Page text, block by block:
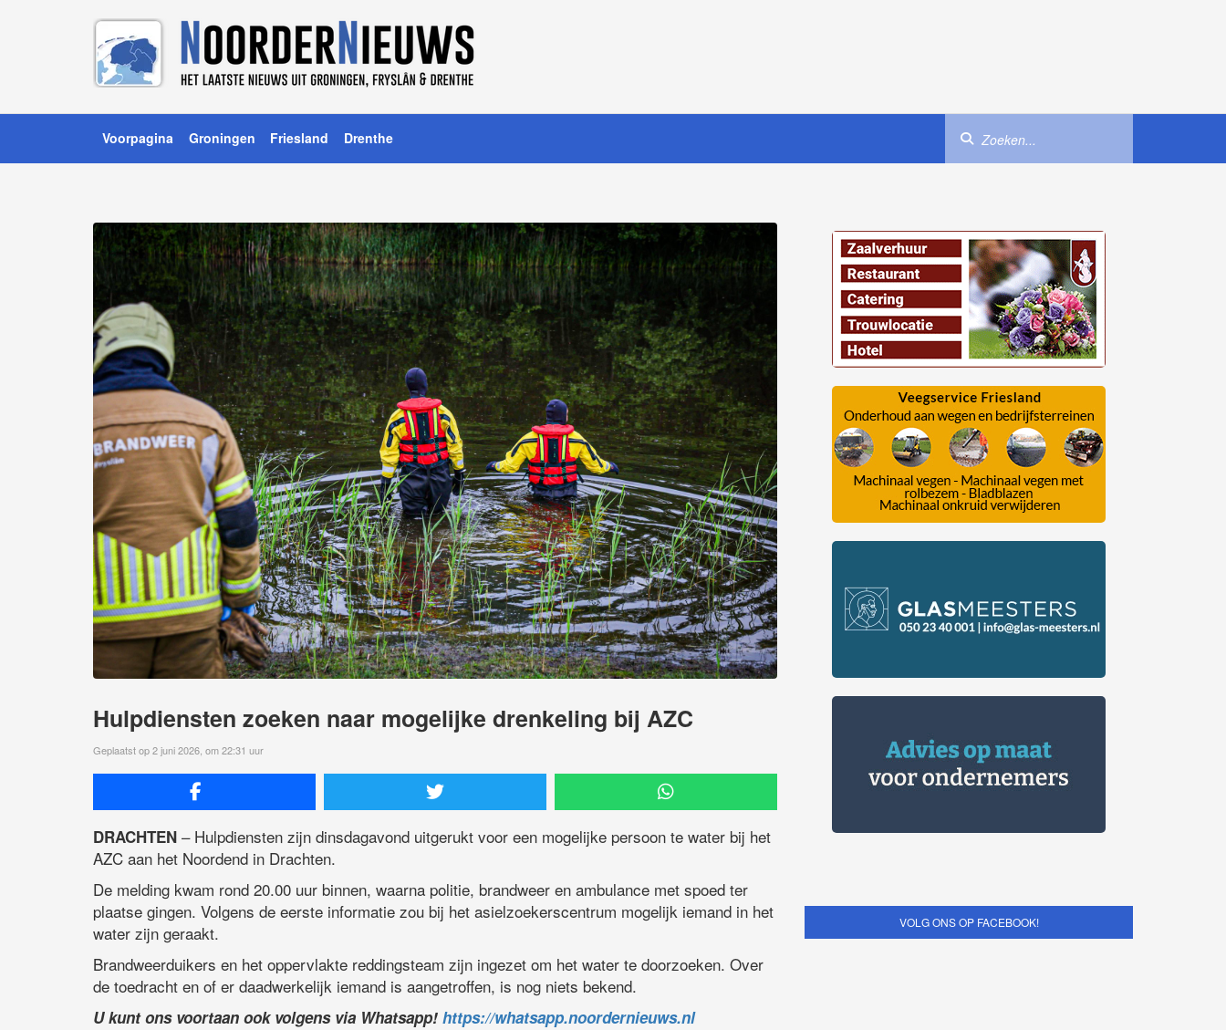
Voorpagina Groningen Friesland Drenthe
Hulpdiensten zoeken naar mogelijke drenkeling bij AZC
Geplaatst op 2 juni 2026, om 22:31 uur
DRACHTEN – Hulpdiensten zijn dinsdagavond uitgerukt voor een mogelijke persoon te water bij het
AZC aan het Noordend in Drachten.
De melding kwam rond 20.00 uur binnen, waarna politie, brandweer en ambulance met spoed ter
plaatse gingen. Volgens de eerste informatie zou bij het asielzoekerscentrum mogelijk iemand in het
water zijn geraakt.
Brandweerduikers en het oppervlakte reddingsteam zijn ingezet om het water te doorzoeken. Over
de toedracht en of er daadwerkelijk iemand is aangetroffen, is nog niets bekend.
U kunt ons voortaan ook volgens via Whatsapp! https://whatsapp.noordernieuws.nl
VOLG ONS OP FACEBOOK!